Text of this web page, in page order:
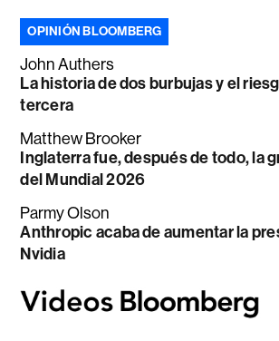
OPINIÓN BLOOMBERG
John Authers
La historia de dos burbujas y el
tercera
Matthew Brooker
Inglaterra fue, después de todo, la
del Mundial 2026
Parmy Olson
Anthropic acaba de aumentar la
Nvidia